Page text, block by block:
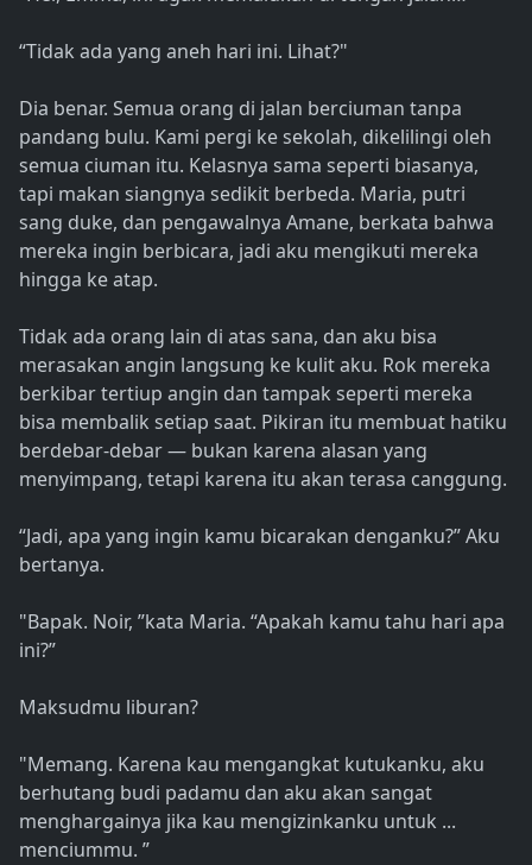
“Tidak ada yang aneh hari ini. Lihat?"
Dia benar. Semua orang di jalan berciuman tanpa
pandang bulu. Kami pergi ke sekolah, dikelilingi oleh
semua ciuman itu. Kelasnya sama seperti biasanya,
tapi makan siangnya sedikit berbeda. Maria, putri
sang duke, dan pengawalnya Amane, berkata bahwa
mereka ingin berbicara, jadi aku mengikuti mereka
hingga ke atap.
Tidak ada orang lain di atas sana, dan aku bisa
merasakan angin langsung ke kulit aku. Rok mereka
berkibar tertiup angin dan tampak seperti mereka
bisa membalik setiap saat. Pikiran itu membuat hatiku
berdebar-debar — bukan karena alasan yang
menyimpang, tetapi karena itu akan terasa canggung.
“Jadi, apa yang ingin kamu bicarakan denganku?” Aku
bertanya.
"Bapak. Noir, ”kata Maria. “Apakah kamu tahu hari apa
ini?”
Maksudmu liburan?
"Memang. Karena kau mengangkat kutukanku, aku
berhutang budi padamu dan aku akan sangat
menghargainya jika kau mengizinkanku untuk ...
menciummu. ”